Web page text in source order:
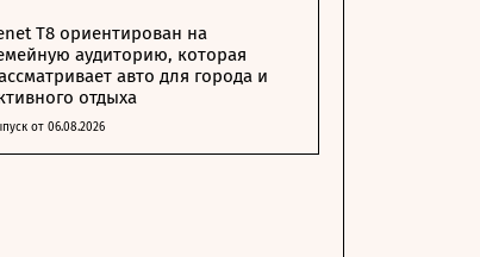
T8 ориентирован на
аудиторию, которая
авто для города и
отдыха
от 06.08.2026